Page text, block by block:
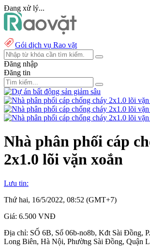
Đang xử lý...
Gói dịch vụ Rao vặt
Đăng nhập
Đăng tin
Nhà phân phối cáp
2x1.0 lõi vặn xoắn
Lưu tin:
Thứ hai, 16/5/2022, 08:52 (GMT+7)
Giá: 6.500 VNĐ
Địa chỉ: SỐ 6B, Số 06b-no8b, Kđt Sài Đồng,
Long Biên, Hà Nội, Phường Sài Đồng, Quận